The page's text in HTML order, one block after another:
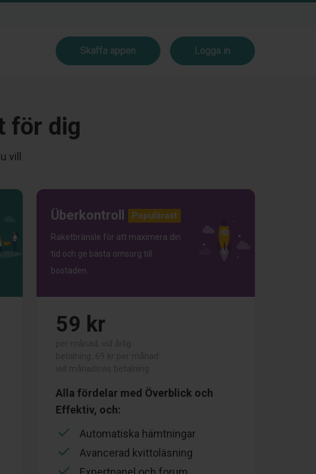
Skaffa appen Logga in
för dig
vill
Überkontroll Populärast
Raketbränsle för att maximera din
tid och ge bästa omsorg till
bostaden.
59 kr
Alla fördelar med Överblick och
Effektiv, och:
Automatiska hämtningar
Avancerad kvittoläsning